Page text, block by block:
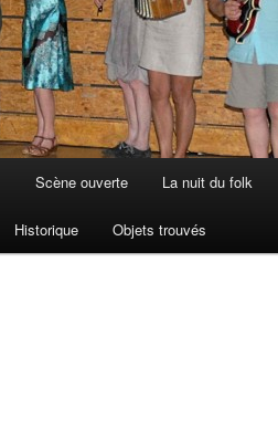
Scène ouverte La nuit du folk
Historique Objets trouvés